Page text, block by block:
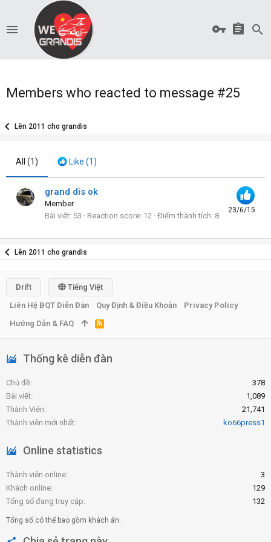
Members who reacted to message #25
Lên 2011 cho grandis
All (1) Like (1)
23/6/15
grand dis ok
Member
Bài viết 53 Reaction score 12 Điểm thành tích 8
Lên 2011 cho grandis
Thống kê diễn đàn
Chủ đề
378
Bài viết
1,089
Thành Viên
21,741
Thành viên mới nhất
ko66press1
Online statistics
Thành viên online
3
Khách online
129
Tổng số đang truy cập
132
Tổng số có thể bao gồm khách ẩn.
Drift
Tiếng Việt
Liên Hệ BQT Diễn Đàn
Quy Định & Điều Khoản
Privacy Policy
Hướng Dẫn & FAQ
R